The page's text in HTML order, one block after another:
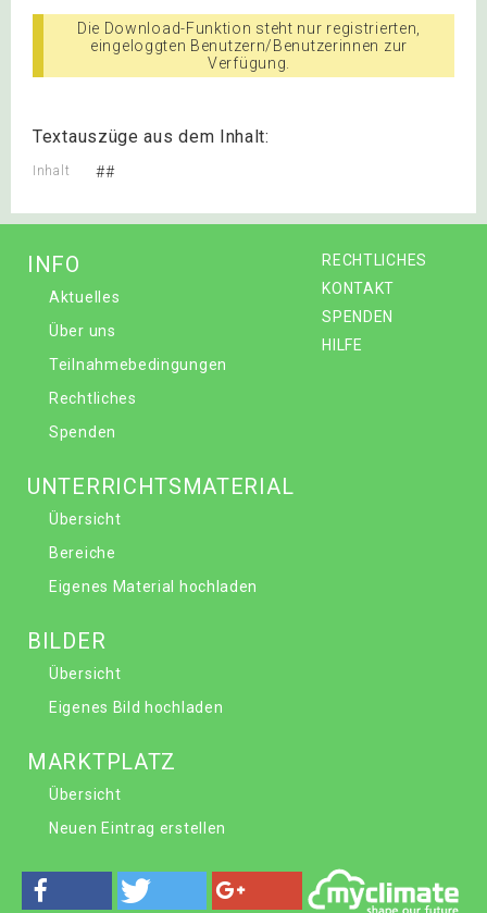
Die Download-Funktion steht nur registrierten,
eingeloggten Benutzern/Benutzerinnen zur
Verfügung.
Textauszüge aus dem Inhalt:
Inhalt ##
RECHTLICHES
KONTAKT
SPENDEN
HILFE
INFO
Aktuelles
Über uns
Teilnahmebedingungen
Rechtliches
Spenden
UNTERRICHTSMATERIAL
Übersicht
Bereiche
Eigenes Material hochladen
BILDER
Übersicht
Eigenes Bild hochladen
MARKTPLATZ
Übersicht
Neuen Eintrag erstellen